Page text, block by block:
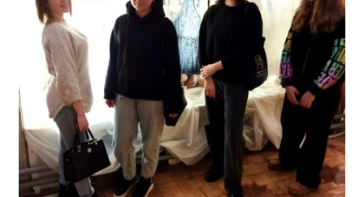
Образовательные стандарты и требования
Руководство
Педагогический состав
Материально-техническое обеспечение и
оснащенность образовательного процесса.
Доступная среда
Стипендии и меры поддержки обучающихся
Платные образовательные услуги
Финансово-хозяйственная деятельность